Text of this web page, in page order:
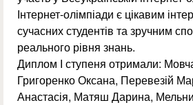
Інтернет-олімпіади є цікавим
сучасних студентів та зручним
реального рівня знань.
Диплом І ступеня отримали:
Григоренко Оксана, Перевезій
Анастасія, Матяш Дарина,